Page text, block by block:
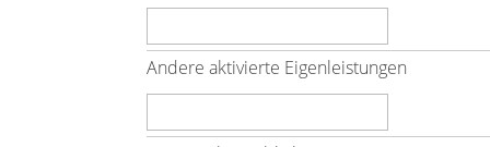
Andere aktivierte Eigenleistungen